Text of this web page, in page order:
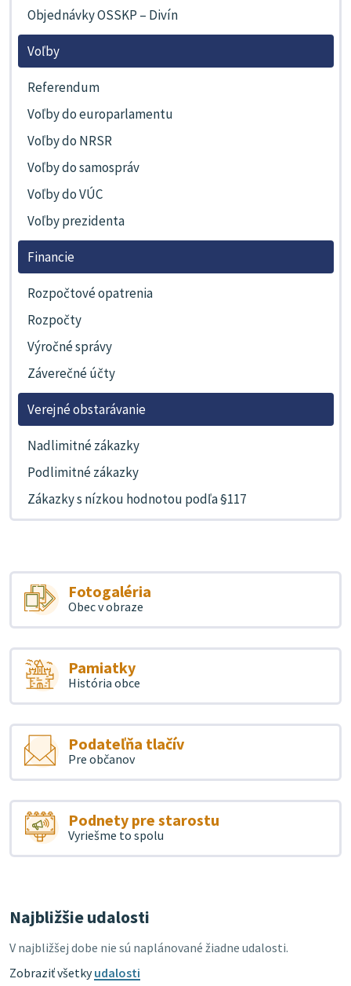
Objednávky OSSKP – Divín
Voľby
Referendum
Voľby do europarlamentu
Voľby do NRSR
Voľby do samospráv
Voľby do VÚC
Voľby prezidenta
Financie
Rozpočtové opatrenia
Rozpočty
Výročné správy
Záverečné účty
Verejné obstarávanie
Nadlimitné zákazky
Podlimitné zákazky
Zákazky s nízkou hodnotou podľa §117
Fotogaléria
Obec v obraze
Pamiatky
História obce
Podateľňa tlačív
Pre občanov
Podnety pre starostu
Vyriešme to spolu
Najbližšie udalosti
V najbližšej dobe nie sú naplánované žiadne udalosti.
Zobraziť všetkyudalosti